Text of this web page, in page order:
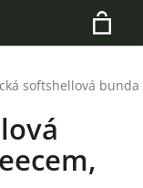
Hledat
softshellová bunda